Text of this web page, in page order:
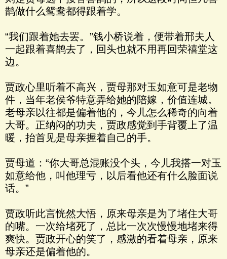
鹊做什么鸳鸯都得跟着学。
“我们跟着她去罢。”钱小桥说着，便带着邢夫人
一起跟着喜鹊去了，回头也就不用再回荣禧堂这
边。
贾政心里听着不高兴，贾母那对玉如意可是老物
件，当年老侯爷特意弄给她的陪嫁，价值连城。
老母亲以往都是偏着他的，今儿怎么稀奇的向着
大哥。正纳闷的功夫，贾政感觉到手背覆上了温
暖，抬首见是母亲握着自己的手。
贾母道：“你大哥总混账没个头，今儿我搭一对玉
如意给他，叫他理亏，以后看他还有什么脸面说
话。”
贾政听此言恍然大悟，原来母亲是为了堵住大哥
的嘴。一次给堵死了，总比一次次慢慢地堵来得
爽快。贾政开心的笑了，感激的看着母亲，原来
母亲还是偏着他的。